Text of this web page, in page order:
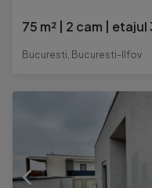
75 m² 2 cam etajul
Bucuresti, Bucuresti-Ilfov